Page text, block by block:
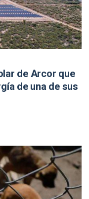
de Arcor que
de una de sus